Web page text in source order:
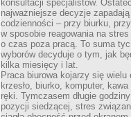
konsultacji specjalistów.
najważniejsze decyzje
codzienności – przy biurku,
w sposobie reagowania na
o czas poza pracą. To suma
wyborów decyduje o tym, jak
kilka miesięcy i lat.
Praca biurowa kojarzy się wielu
krzesło, biurko, komputer,
ręki. Tymczasem długie
pozycji siedzącej, stres